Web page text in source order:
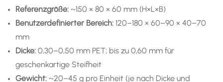
Referenzgröße: ~150 × 80 × 60 mm (H×L×B)
Benutzerdefinierter Bereich: 120–180 × 60–90 × 40–70
mm
Dicke: 0,30–0,50 mm PET; bis zu 0,60 mm für
geschenkartige Steifheit
Gewicht: ~20–45 g pro Einheit (je nach Dicke und